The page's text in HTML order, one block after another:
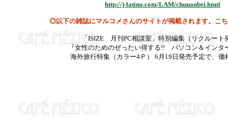
http://j-latino.com/LAM/chunanbei.html
◎以下の雑誌にマルコメさんのサイトが掲載されます。こ
「ISIZE 月刊PC相談室」特別編集（リクルート
『女性のためのぜったい得する!! パソコン＆インタ
海外旅行特集（カラー4Ｐ） 6月19日発売予定で、価